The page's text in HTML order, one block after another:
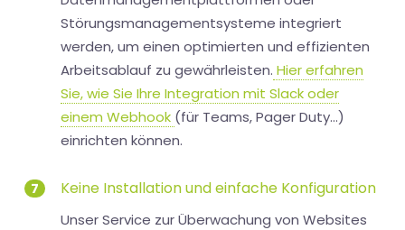
Störungsmanagementsysteme integriert
werden, um einen optimierten und effizienten
Arbeitsablauf zu gewährleisten. Hier erfahren
Sie, wie Sie Ihre Integration mit Slack oder
einem Webhook (für Teams, Pager Duty...)
einrichten können.
7 Keine Installation und einfache Konfiguration
Unser Service zur Überwachung von Websites